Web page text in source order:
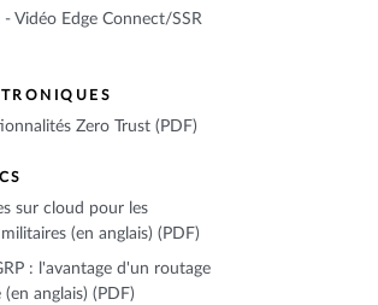
Vidéo Edge Connect/SSR
Zero Trust (PDF)
sur cloud pour les
(en anglais) (PDF)
: l'avantage d'un routage
anglais) (PDF)